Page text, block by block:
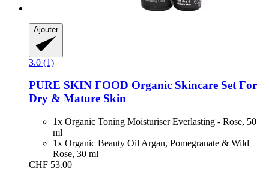
Ajouter
3.0 (1)
PURE SKIN FOOD Organic Skincare Set For
Dry & Mature Skin
1x Organic Toning Moisturiser Everlasting - Rose, 50
ml
1x Organic Beauty Oil Argan, Pomegranate & Wild
Rose, 30 ml
CHF 53.00